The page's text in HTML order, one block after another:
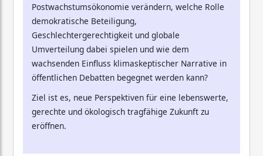
Postwachstumsökonomie verändern, welche Rolle
demokratische Beteiligung,
Geschlechtergerechtigkeit und globale
Umverteilung dabei spielen und wie dem
wachsenden Einfluss klimaskeptischer Narrative in
öffentlichen Debatten begegnet werden kann?
Ziel ist es, neue Perspektiven für eine lebenswerte,
gerechte und ökologisch tragfähige Zukunft zu
eröffnen.